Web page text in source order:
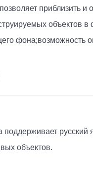
приблизить и
объектов
фона;возможность
русский
объектов.